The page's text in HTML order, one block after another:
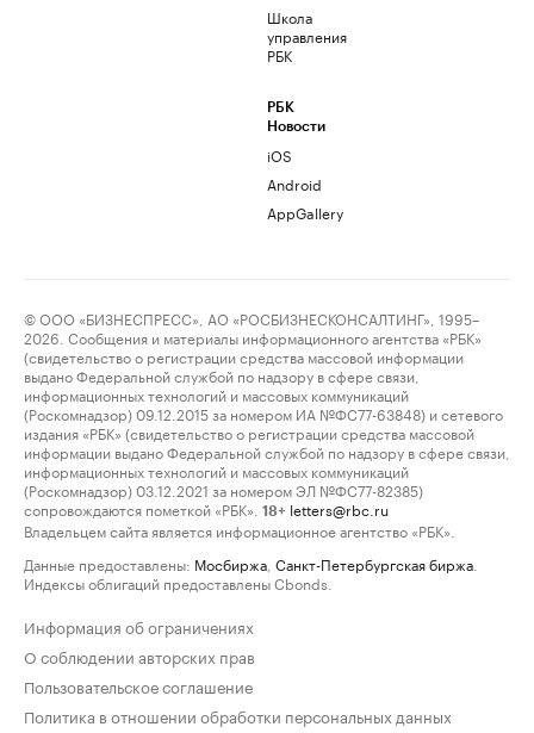
Школа
управления
РБК
РБК
Новости
iOS
Android
AppGallery
© ООО «БИЗНЕСПРЕСС», АО «РОСБИЗНЕСКОНСАЛТИНГ», 1995–
2026. Сообщения и материалы информационного агентства «РБК»
(свидетельство о регистрации средства массовой информации
выдано Федеральной службой по надзору в сфере связи,
информационных технологий и массовых коммуникаций
(Роскомнадзор) 09.12.2015 за номером ИА №ФС77-63848) и сетевого
издания «РБК» (свидетельство о регистрации средства массовой
информации выдано Федеральной службой по надзору в сфере связи,
информационных технологий и массовых коммуникаций
(Роскомнадзор) 03.12.2021 за номером ЭЛ №ФС77-82385)
сопровождаются пометкой «РБК».
18+ letters@rbc.ru
Владельцем сайта является информационное агентство «РБК».
Данные предоставлены: Мосбиржа Санкт-Петербургская биржа
Индексы облигаций предоставлены Cbonds.
Информация об ограничениях
О соблюдении авторских прав
Пользовательское соглашение
Политика в отношении обработки персональных данных